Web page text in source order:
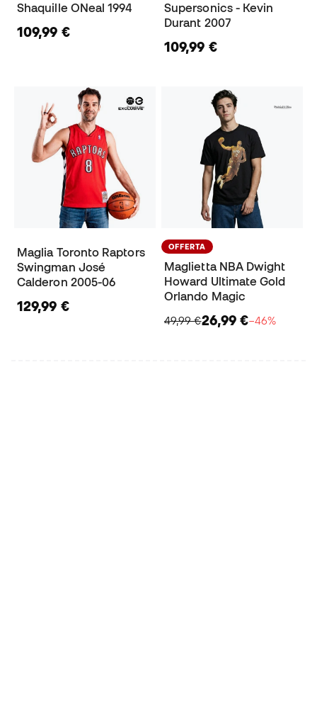
Shaquille ONeal 1994
109,99 €
Supersonics - Kevin
Durant 2007
109,99 €
Maglia Toronto Raptors
Swingman José
Calderon 2005-06
129,99 €
OFFERTA
Maglietta NBA Dwight
Howard Ultimate Gold
Orlando Magic
49,99 €26,99 €−46%